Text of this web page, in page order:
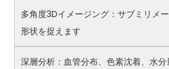
多角度3Dイメージング：サブミリメ
形状を捉えます
深層分析：血管分布、色素沈着、水